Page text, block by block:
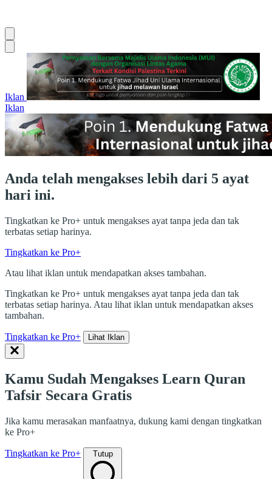
Iklan
Iklan
Anda telah mengakses lebih dari 5 ayat
hari ini.
Tingkatkan ke Pro+ untuk mengakses ayat tanpa jeda dan tak
terbatas setiap harinya.
Tingkatkan ke Pro+
Atau lihat iklan untuk mendapatkan akses tambahan.
Tingkatkan ke Pro+ untuk mengakses ayat tanpa jeda dan tak
terbatas setiap harinya. Atau lihat iklan untuk mendapatkan akses
tambahan.
Tingkatkan ke Pro+ Lihat Iklan
Kamu Sudah Mengakses Learn Quran
Tafsir Secara Gratis
Jika kamu merasakan manfaatnya, dukung kami dengan tingkatkan
ke Pro+
Tingkatkan ke Pro+ Tutup